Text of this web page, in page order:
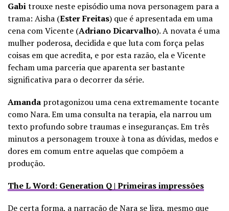
Gabitrouxe neste episódio uma nova personagem para a
trama: Aisha (Ester Freitas) que é apresentada em uma
cena com Vicente (Adriano Dicarvalho). A novata é uma
mulher poderosa, decidida e que luta com força pelas
coisas em que acredita, e por esta razão, ela e Vicente
fecham uma parceria que aparenta ser bastante
significativa para o decorrer da série.
Amanda protagonizou uma cena extremamente tocante
como Nara. Em uma consulta na terapia, ela narrou um
texto profundo sobre traumas e inseguranças. Em três
minutos a personagem trouxe à tona as dúvidas, medos e
dores em comum entre aquelas que compõem a
produção.
The L Word: Generation Q | Primeiras impressões
De certa forma, a narração de Nara se liga, mesmo que